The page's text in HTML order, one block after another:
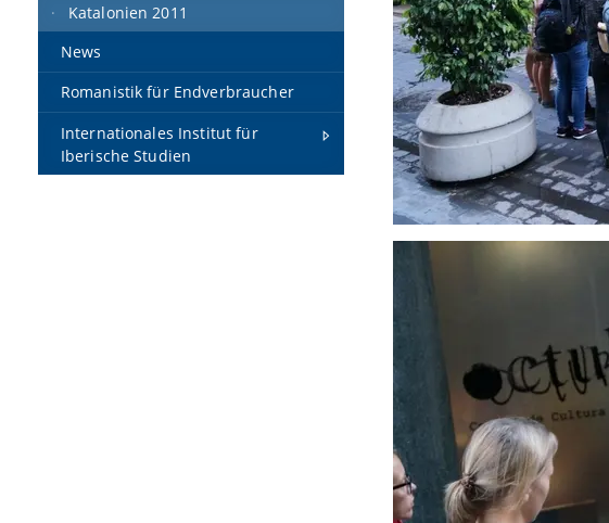
Katalonien 2011
News
Romanistik für Endverbraucher
Internationales Institut für
Iberische Studien